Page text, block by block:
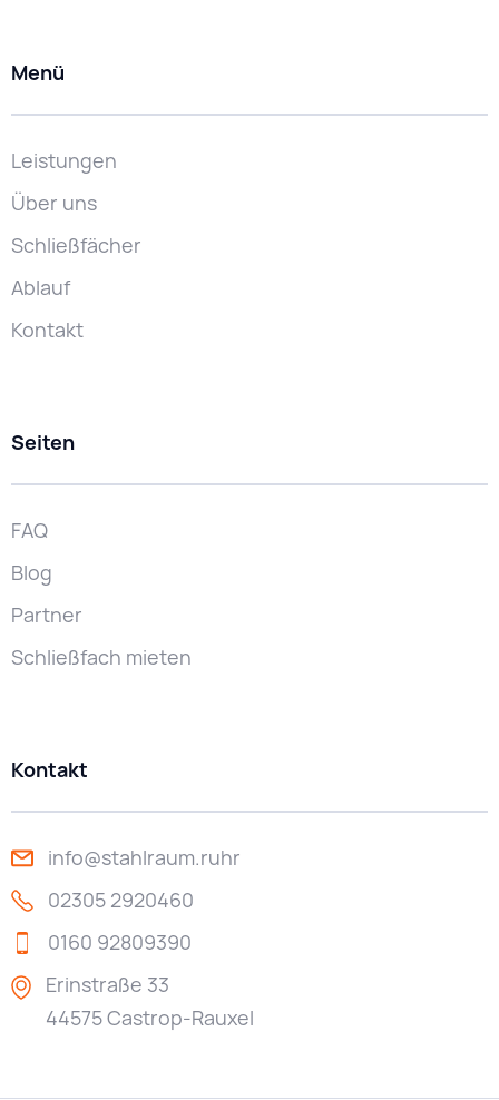
Menü
Leistungen
Über uns
Schließfächer
Ablauf
Kontakt
Seiten
FAQ
Blog
Partner
Schließfach mieten
Kontakt
info@stahlraum.ruhr
02305 2920460
0160 92809390
Erinstraße 33
44575 Castrop-Rauxel